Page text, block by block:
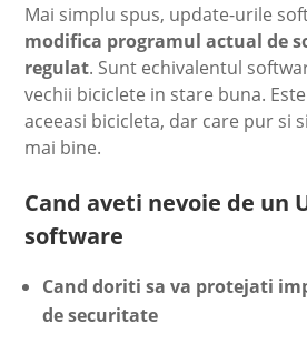
Mai simplu spus, update-urile
modifica programul actual de
regulat. Sunt echivalentul
vechii biciclete in stare buna.
aceeasi bicicleta, dar care pur si
mai bine.
Cand aveti nevoie de un
software
Cand doriti sa va protejati
de securitate